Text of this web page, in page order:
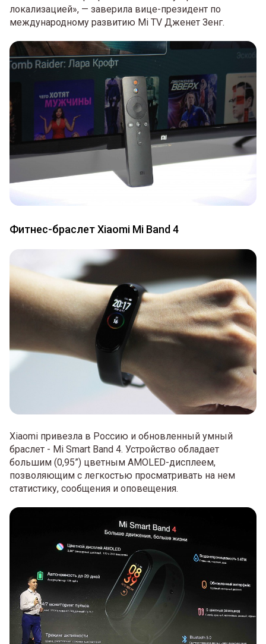
локализацией», — заверила вице-президент по
международному развитию Mi TV Дженет Зенг.
Фитнес-браслет Xiaomi Mi Band 4
Xiaomi привезла в Россию и обновленный умный
браслет - Mi Smart Band 4. Устройство обладает
большим (0,95”) цветным AMOLED-дисплеем,
позволяющим с легкостью просматривать на нем
статистику, сообщения и оповещения.